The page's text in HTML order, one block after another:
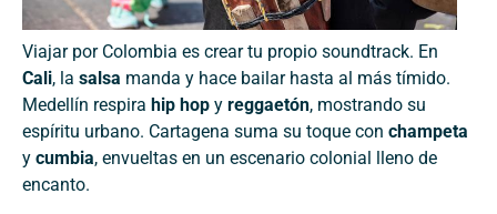
Viajar por Colombia es crear tu propio soundtrack. En
Cali, la salsa manda y hace bailar hasta al más tímido.
Medellín respira hip hop y reggaetón, mostrando su
espíritu urbano. Cartagena suma su toque con champeta
y cumbia, envueltas en un escenario colonial lleno de
encanto.